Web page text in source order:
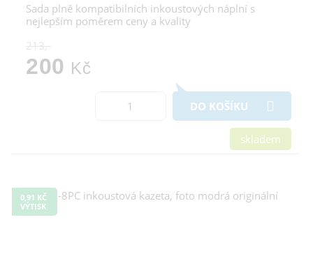
Sada plně kompatibilních inkoustových náplní s
nejlepším poměrem ceny a kvality
213,-
200 Kč
DO KOŠÍKU
skladem
0,91 KČ
VÝTISK